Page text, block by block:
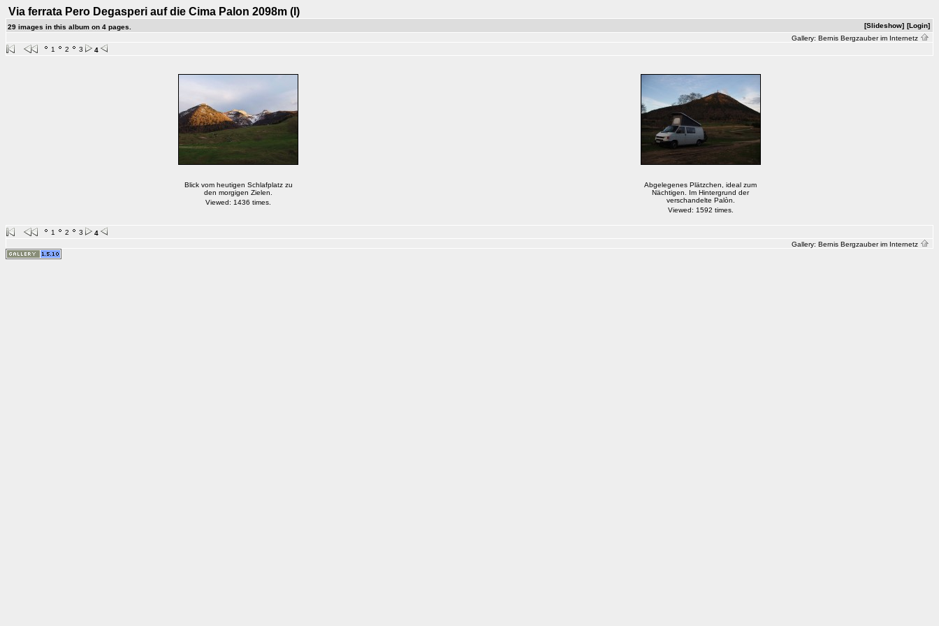
Via ferrata Pero Degasperi auf die Cima Palon 2098m (I)
29 images in this album on 4 pages. [Slideshow] [Login]
Gallery: Bernis Bergzauber im Internetz
1
2 3 4
Blick vom heutigen Schlafplatz zu
den morgigen Zielen.
Viewed: 1436 times.
Abgelegenes Plätzchen, ideal zum
Nächtigen. Im Hintergrund der
verschandelte Palòn.
Viewed: 1592 times.
1 2 3
4
Gallery: Bernis Bergzauber im Internetz